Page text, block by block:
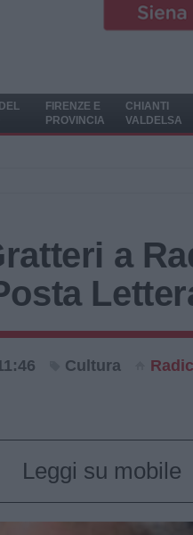
FIRENZE E
PROVINCIA
CHIANTI
VALDELSA
a
Cultura
Leggi su mobile